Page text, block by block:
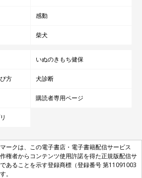
感動
柴犬
いぬのきもち健保
方 犬診断
購読者専用ページ
ークは、この電子書店・電子書籍配信サービス
権者からコンテンツ使用許諾を得た正規版配信サ
あることを示す登録商標（登録番号 第11091003
。